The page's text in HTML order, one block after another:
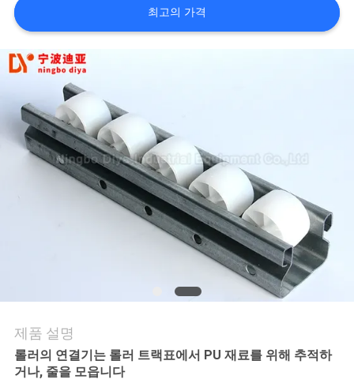
질
관
리
문
케
최고의 가격
제품 설명
롤러의 연결기는 롤러 트랙표에서 PU 재료를 위해 추적하
거나, 줄을 모읍니다